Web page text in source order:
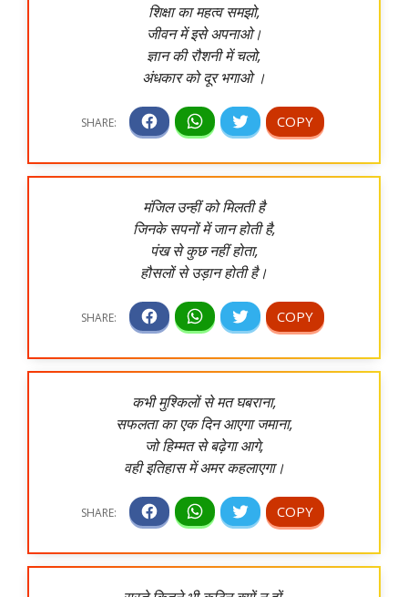
शिक्षा का महत्व समझो,
जीवन में इसे अपनाओ।
ज्ञान की रौशनी में चलो,
अंधकार को दूर भगाओ ।
मंजिल उन्हीं को मिलती है
जिनके सपनों में जान होती है,
पंख से कुछ नहीं होता,
हौसलों से उड़ान होती है।
कभी मुश्किलों से मत घबराना,
सफलता का एक दिन आएगा जमाना,
जो हिम्मत से बढ़ेगा आगे,
वही इतिहास में अमर कहलाएगा।